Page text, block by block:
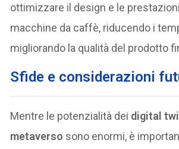
ottimizzare il design e le
macchine da caffè, riducendo i
migliorando la qualità del prodotto
Sfide e considerazioni
Mentre le potenzialità dei digital
metaverso sono enormi, è